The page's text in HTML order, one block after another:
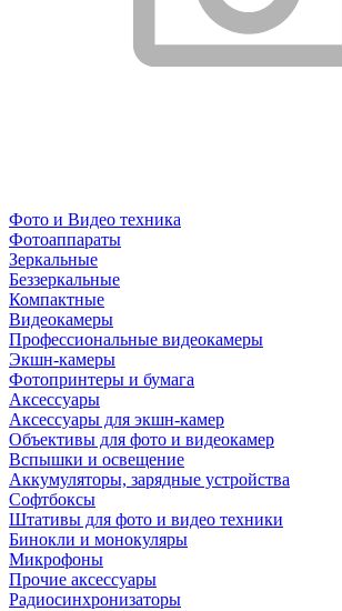
Фото и Видео техника
Фотоаппараты
Зеркальные
Беззеркальные
Компактные
Видеокамеры
Профессиональные видеокамеры
Экшн-камеры
Фотопринтеры и бумага
Аксессуары
Аксессуары для экшн-камер
Объективы для фото и видеокамер
Вспышки и освещение
Аккумуляторы, зарядные устройства
Софтбоксы
Штативы для фото и видео техники
Бинокли и монокуляры
Микрофоны
Прочие аксессуары
Радиосинхронизаторы